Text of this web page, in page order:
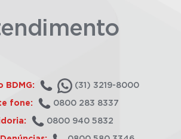
BDMG: (31) 3219-8000
fone: 0800 283 8337
0800 940 5832